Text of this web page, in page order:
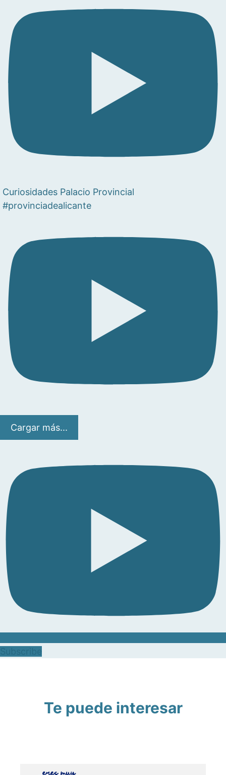
Curiosidades Palacio Provincial
#provinciadealicante
Cargar más...
Te puede interesar